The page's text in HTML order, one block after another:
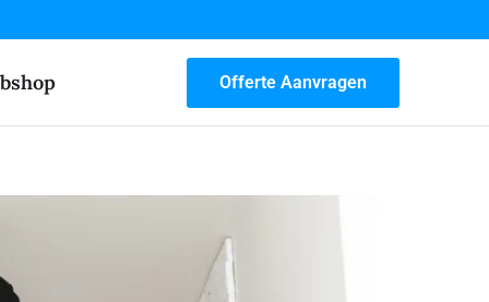
Offerte Aanvragen